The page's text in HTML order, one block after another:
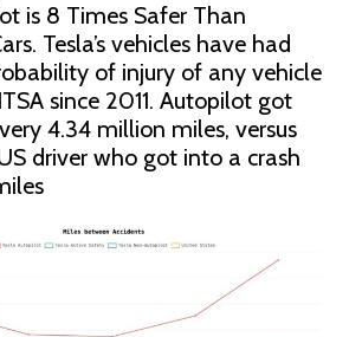
is 8 Times Safer Than
Tesla’s vehicles have had
of injury of any vehicle
since 2011. Autopilot got
4.34 million miles, versus
driver who got into a crash